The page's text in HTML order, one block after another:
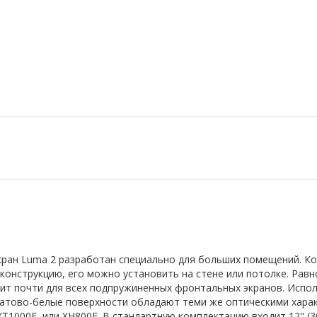
Luma 2 разработан специально для больших помещений.
его можно установить на стене или потолке.
почти для всех подпружиненных фронтальных экранов.
белые поверхности обладают теми же оптическими